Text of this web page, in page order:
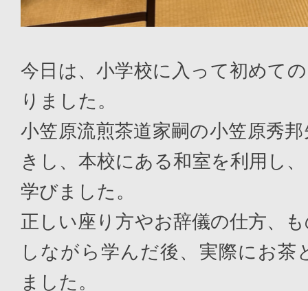
今日は、小学校に入って初めて
りました。
小笠原流煎茶道家嗣の小笠原秀
きし、本校にある和室を利用し
学びました。
正しい座り方やお辞儀の仕方、
しながら学んだ後、実際にお茶
ました。